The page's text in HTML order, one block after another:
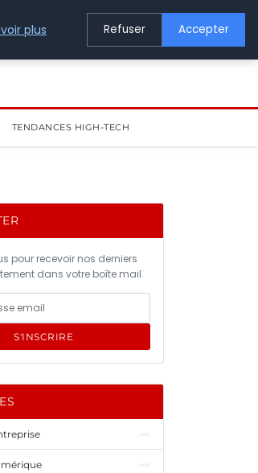
TENDANCES HIGH-TECH
pour recevoir nos derniers
dans votre boîte mail.
S'INSCRIRE
plus Refuser Accepter